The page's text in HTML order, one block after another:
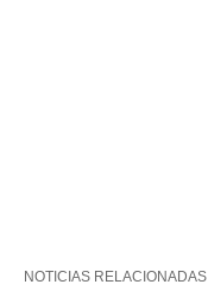
NOTICIAS RELACIONADAS